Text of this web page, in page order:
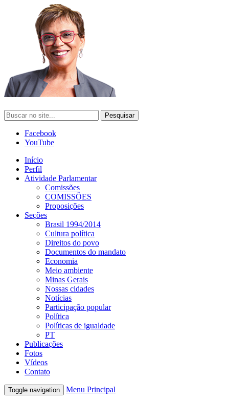
Facebook
YouTube
Início
Perfil
Atividade Parlamentar
Comissões
COMISSÔES
Proposições
Seções
Brasil 1994/2014
Cultura política
Direitos do povo
Documentos do mandato
Economia
Meio ambiente
Minas Gerais
Nossas cidades
Notícias
Participação popular
Política
Políticas de igualdade
PT
Publicações
Fotos
Vídeos
Contato
Toggle navigation Menu Principal